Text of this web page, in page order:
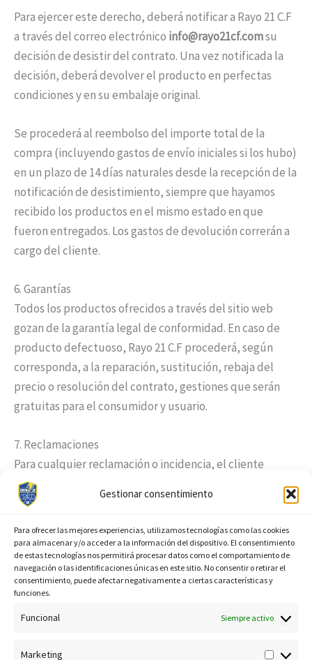
Gestionar consentimiento
Para ofrecer las mejores experiencias, utilizamos tecnologías como las cookies
para almacenar y/o acceder a la información del dispositivo. El consentimiento
de estas tecnologías nos permitirá procesar datos como el comportamiento de
navegación o las identificaciones únicas en este sitio. No consentir o retirar el
consentimiento, puede afectar negativamente a ciertas características y
funciones.
Funcional Siempre activo
Marketing
Para ejercer este derecho, deberá notificar a Rayo 21 C.F
a través del correo electrónico info@rayo21cf.comsu
decisión de desistir del contrato. Una vez notificada la
decisión, deberá devolver el producto en perfectas
condiciones y en su embalaje original.
Se procederá al reembolso del importe total de la
compra (incluyendo gastos de envío iniciales si los hubo)
en un plazo de 14 días naturales desde la recepción de la
notificación de desistimiento, siempre que hayamos
recibido los productos en el mismo estado en que
fueron entregados. Los gastos de devolución correrán a
cargo del cliente.
6. Garantías
Todos los productos ofrecidos a través del sitio web
gozan de la garantía legal de conformidad. En caso de
producto defectuoso, Rayo 21 C.F procederá, según
corresponda, a la reparación, sustitución, rebaja del
precio o resolución del contrato, gestiones que serán
gratuitas para el consumidor y usuario.
7. Reclamaciones
Para cualquier reclamación o incidencia, el cliente
puede dirigirse a Rayo 21 C.F a través del correo
electrónico
Alejandro Pedrosa 72 bajo
32001 Ourense.
8. Legislación Aplicable y Jurisdicción
Las presentes Condiciones Generales de Contratación se
rigen por la legislación española. Para la resolución de